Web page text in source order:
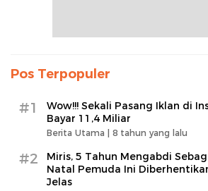
Pos Terpopuler
#1
Wow!!! Sekali Pasang Iklan di
Bayar 11,4 Miliar
Berita Utama | 8 tahun yang lalu
#2
Miris, 5 Tahun Mengabdi
Natal Pemuda Ini
Jelas